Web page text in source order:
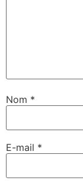
Nom *
E-mail *